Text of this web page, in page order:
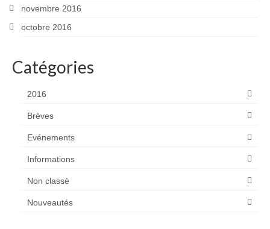
novembre 2016
octobre 2016
Catégories
2016
Brèves
Evénements
Informations
Non classé
Nouveautés